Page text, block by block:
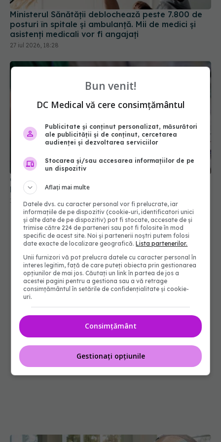
Ministerul Sănătății deblochează peste 7.800 de
posturi în spitale și ambulanță. Mii de medici și
asistenți medicali vor fi angajați
27 iul 2026, 18:28
Concurență ridicată la admiterea UMF Carol
Davila: 6.916 candidați pentru 1.947 de locuri
18 iul 2026, 16:10
Bun venit!
DC Medical vă cere consimțământul
Publicitate și conținut personalizat, măsurători
ale publicității și de conținut, cercetarea
audienței și dezvoltarea serviciilor
Stocarea și/sau accesarea informațiilor de pe
un dispozitiv
Aflați mai multe
Datele dvs. cu caracter personal vor fi prelucrate, iar
informațiile de pe dispozitiv (cookie-uri, identificatori unici
și alte date de pe dispozitiv) pot fi stocate, accesate de și
trimise către 224 de parteneri sau pot fi folosite în mod
specific de acest site. Noi și partenerii noștri putem folosi
date exacte de localizare geografică.Lista partenerilor.
Unii furnizori vă pot prelucra datele cu caracter personal în
interes legitim, față de care puteți obiecta prin gestionarea
opțiunilor de mai jos. Căutați un link în partea de jos a
acestei pagini pentru a gestiona sau a vă retrage
consimțământul în setările de confidențialitate și cookie-
uri.
Consimțământ
Gestionați opțiunile